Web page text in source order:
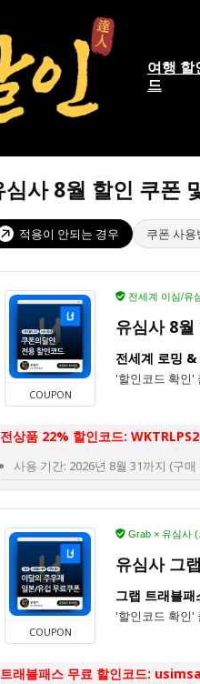
여행 할
드
심사 8월 할인 쿠폰
적용이 안되는 경우 쿠폰 사용
COUPON
전세계 이심/유
유심사 8
전세계 로밍
'할인코드 확인'
전상품 22% 할인코드:
사용 기간: 2026년 8월 31까지 (구
COUPON
Grab × 유심사
유심사 그
그랩 트래블
'할인코드 확인'
트래블패스 무료 할인코드: usimsa